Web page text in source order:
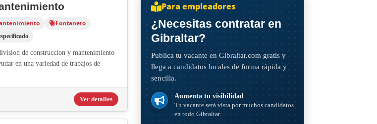
Fontanero
de construccion y mantenimiento
en una variedad de trabajos de
Ver detalles
Para empleadores
¿Necesitas contratar en
Gibraltar?
Publica tu vacante en Gibraltar.com gratis y
llega a candidatos locales de forma rápida y
sencilla.
Aumenta tu visibilidad
Tu vacante será vista por muchos candidatos
en todo Gibraltar.